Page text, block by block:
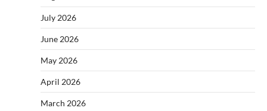
July 2026
June 2026
May 2026
April 2026
March 2026